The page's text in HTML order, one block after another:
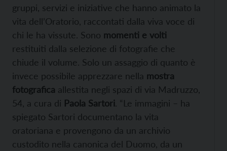
gruppi, servizi e iniziative che hanno animato la
vita dell’Oratorio, raccontati dalla viva voce di
chi le ha vissute. Sono momenti e volti
restituiti dalla selezione di fotografie che
chiude il volume. Solo un assaggio di quanto è
invece possibile apprezzare nella mostra
fotografica allestita negli spazi di via Madruzzo,
54, a cura di Paola Sartori. “Le immagini – ha
spiegato Sartori documentano la vita
oratoriana e provengono da un archivio
custodito nella canonica del Duomo, da un